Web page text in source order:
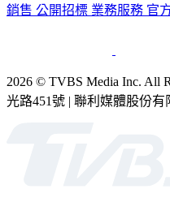
銷售 公開招標 業務服務 官
2026 © TVBS Media Inc. All
光路451號 | 聯利媒體股份有